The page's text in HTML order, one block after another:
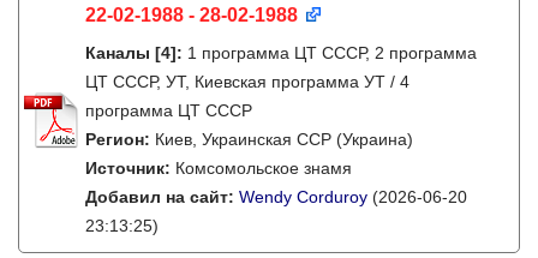
22-02-1988 - 28-02-1988
Каналы [4]: 1 программа ЦТ СССР, 2 программа
ЦТ СССР, УТ, Киевская программа УТ / 4
программа ЦТ СССР
Регион: Киев, Украинская ССР (Украина)
Источник: Комсомольское знамя
Добавил на сайт: Wendy Corduroy (2026-06-20
23:13:25)